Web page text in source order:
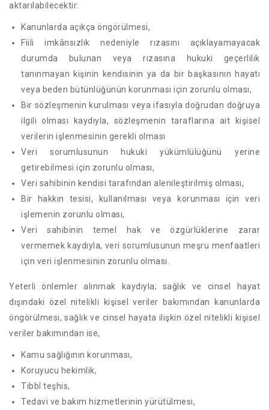
aktarılabilecektir:
Kanunlarda açıkça öngörülmesi,
Fiili imkânsızlık nedeniyle rızasını açıklayamayacak
durumda bulunan veya rızasına hukuki geçerlilik
tanınmayan kişinin kendisinin ya da bir başkasının hayatı
veya beden bütünlüğünün korunması için zorunlu olması,
Bir sözleşmenin kurulması veya ifasıyla doğrudan doğruya
ilgili olması kaydıyla, sözleşmenin taraflarına ait kişisel
verilerin işlenmesinin gerekli olması
Veri sorumlusunun hukuki yükümlülüğünü yerine
getirebilmesi için zorunlu olması,
Veri sahibinin kendisi tarafından alenileştirilmiş olması,
Bir hakkın tesisi, kullanılması veya korunması için veri
işlemenin zorunlu olması,
Veri sahibinin temel hak ve özgürlüklerine zarar
vermemek kaydıyla, veri sorumlusunun meşru menfaatleri
için veri işlenmesinin zorunlu olması.
Yeterli önlemler alınmak kaydıyla; sağlık ve cinsel hayat
dışındaki özel nitelikli kişisel veriler bakımından kanunlarda
öngörülmesi, sağlık ve cinsel hayata ilişkin özel nitelikli kişisel
veriler bakımından ise,
Kamu sağlığının korunması,
Koruyucu hekimlik,
Tıbbî teşhis,
Tedavi ve bakım hizmetlerinin yürütülmesi,